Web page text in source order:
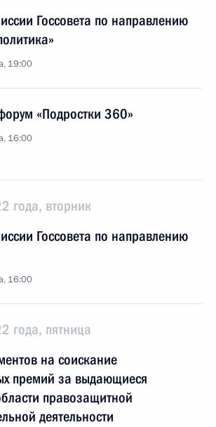
Госсовета по направлению
19:00
«Подростки 360»
16:00
года, вторник
Госсовета по направлению
16:00
года, пятница
на соискание
премий за выдающиеся
правозащитной
деятельности